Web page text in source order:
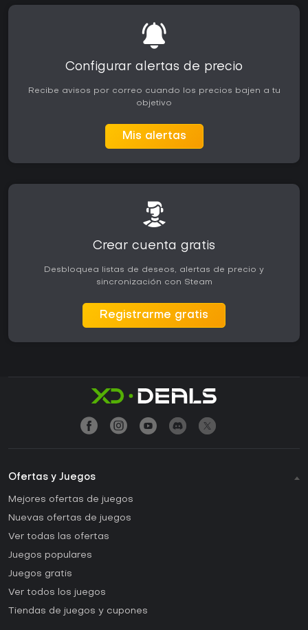
Configurar alertas de precio
Recibe avisos por correo cuando los precios bajen a tu
objetivo
Mis alertas
Crear cuenta gratis
Desbloquea listas de deseos, alertas de precio y
sincronización con Steam
Registrarme gratis
Ofertas y Juegos
Mejores ofertas de juegos
Nuevas ofertas de juegos
Ver todas las ofertas
Juegos populares
Juegos gratis
Ver todos los juegos
Tiendas de juegos y cupones